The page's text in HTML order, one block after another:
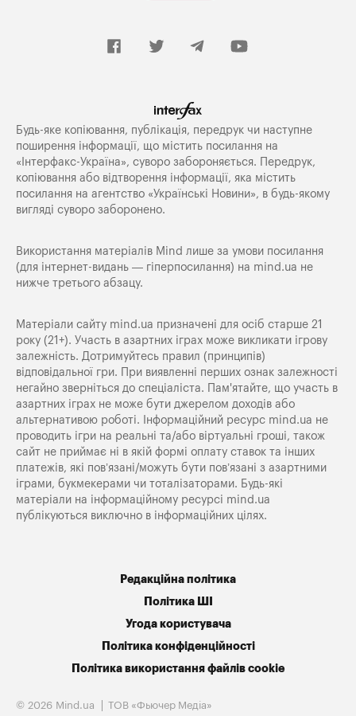
Будь-яке копiювання, публiкацiя, передрук чи наступне
поширення iнформацiї, що мiстить посилання на
«Iнтерфакс-Україна», суворо забороняється. Передрук,
копіювання або відтворення інформації, яка містить
посилання на агентство «Українські Новини», в будь-якому
вигляді суворо заборонено.
Використання матеріалів Mind лише за умови посилання
(для інтернет-видань — гіперпосилання) на mind.ua не
нижче третього абзацу.
Матеріали сайту mind.ua призначені для осіб старше 21
року (21+). Участь в азартних іграх може викликати ігрову
залежність. Дотримуйтесь правил (принципів)
відповідальної гри. При виявленні перших ознак залежності
негайно зверніться до спеціаліста. Пам'ятайте, що участь в
азартних іграх не може бути джерелом доходів або
альтернативою роботі. Інформаційний ресурс mind.ua не
проводить ігри на реальні та/або віртуальні гроші, також
сайт не приймає ні в якій формі оплату ставок та інших
платежів, які пов’язані/можуть бути пов’язані з азартними
іграми, букмекерами чи тоталізаторами. Будь-які
матеріали на інформаційному ресурсі mind.ua
публікуються виключно в інформаційних цілях.
Редакційна політика
Політика ШІ
Угода користувача
Політика конфіденційності
Політика використання файлів cookie
© 2026 Mind.ua ТОВ «Фьючер Медiа»